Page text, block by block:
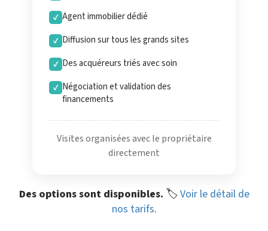
✓ Agent immobilier dédié
✓ Diffusion sur tous les grands sites
✓ Des acquéreurs triés avec soin
✓ Négociation et validation des
financements
Visites organisées avec le propriétaire
directement
Des options sont disponibles. 🏷️Voir le détail de
nos tarifs.